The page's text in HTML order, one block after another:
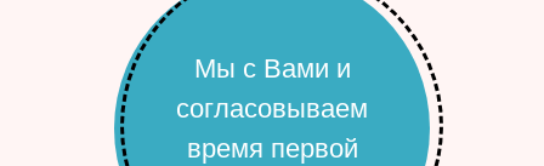
Мы с Вами и
согласовываем
время первой